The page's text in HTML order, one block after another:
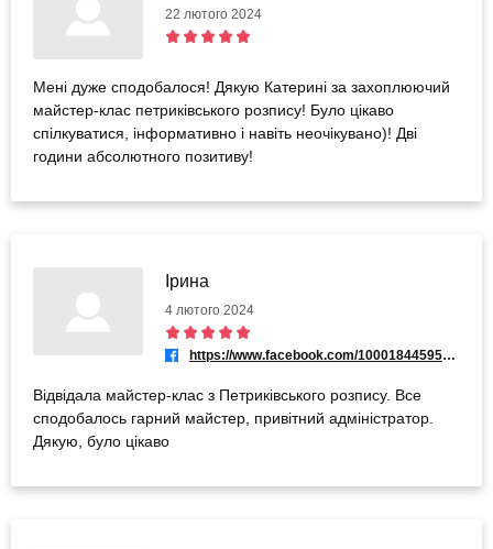
22 лютого 2024
Мені дуже сподобалося! Дякую Катерині за захоплюючий
майстер-клас петриківського розпису! Було цікаво
спілкуватися, інформативно і навіть неочікувано)! Дві
години абсолютного позитиву!
Ірина
4 лютого 2024
https://www.facebook.com/100018445953776
Відвідала майстер-клас з Петриківського розпису. Все
сподобалось гарний майстер, привітний адміністратор.
Дякую, було цікаво